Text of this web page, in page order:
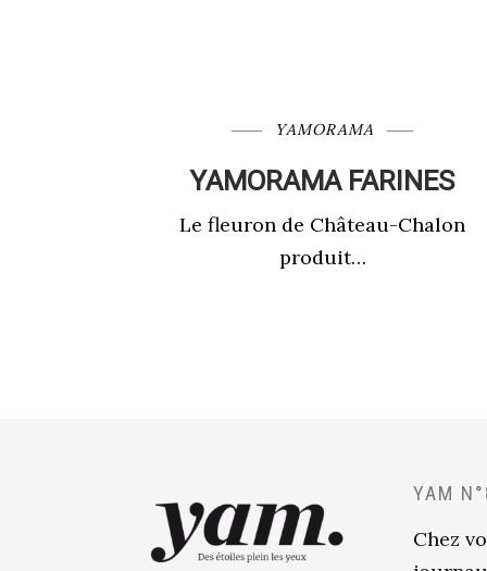
YAMORAMA
YAMORAMA FARINES
Le fleuron de Château-Chalon
produit…
YAM
Chez